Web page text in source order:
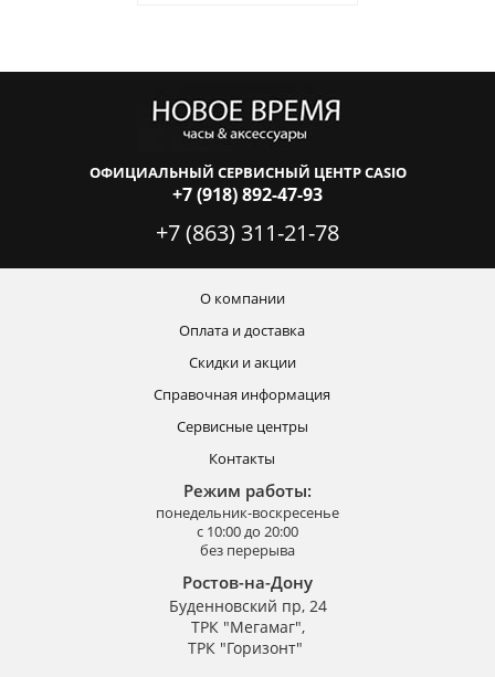
ОФИЦИАЛЬНЫЙ СЕРВИСНЫЙ ЦЕНТР CASIO
+7 (918) 892-47-93
+7 (863) 311-21-78
О компании
Оплата и доставка
Скидки и акции
Справочная информация
Сервисные центры
Контакты
Режим работы:
понедельник-воскресенье
с 10:00 до 20:00
без перерыва
Ростов-на-Дону
Буденновский пр, 24
ТРК "Мегамаг",
ТРК "Горизонт"